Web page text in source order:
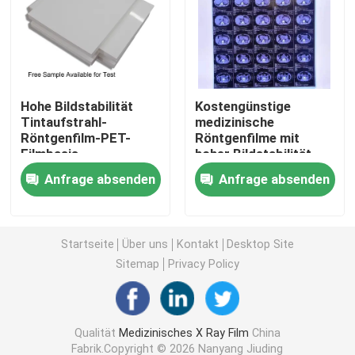
Laser X Ray Film
Medizinischer trockener Film
Strahlnfilm des HAUSTIERES X
Siebdruck-Filme
rc Fotopapier
Wärmeübertragungs-Film
medizinischer thermischer Film
Hohe Bildstabilität
Tintaufstrahl-
Röntgenfilm-PET-
Filmbasis
angemessene Kosten
für medizinische
Bildgebung und
Anfrage absenden
Kostengünstige
medizinische
Röntgenfilme mit
hoher Bildstabilität,
die klare und präzise
medizinische
Diagnosebilder liefern
Anfrage absenden
Startseite Über uns Kontakt
Desktop Site
Sitemap
Privacy Policy
Qualität Medizinisches X Ray Film China
Fabrik.Copyright © 2026 Nanyang Jiuding